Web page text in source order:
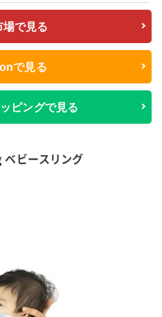
場で見る
で見る
ピングで見る
ビースリング